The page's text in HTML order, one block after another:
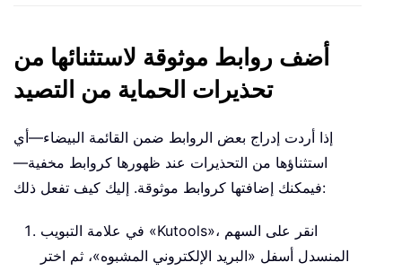
أضف روابط موثوقة لاستثنائها من
تحذيرات الحماية من التصيد
إذا أردت إدراج بعض الروابط ضمن القائمة البيضاء—أي
استثناؤها من التحذيرات عند ظهورها كروابط مخفية—
فيمكنك إضافتها كروابط موثوقة. إليك كيف تفعل ذلك:
في علامة التبويب «Kutools»، انقر على السهم
المنسدل أسفل «البريد الإلكتروني المشبوه»، ثم اختر